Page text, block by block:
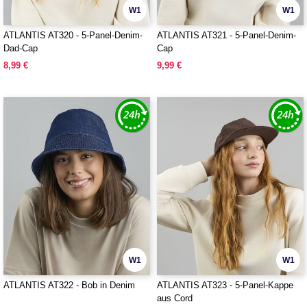
W1
ATLANTIS AT320 - 5-Panel-Denim-
Dad-Cap
8,99 €
W1
ATLANTIS AT321 - 5-Panel-Denim-
Cap
9,99 €
W1
ATLANTIS AT322 - Bob in Denim
W1
ATLANTIS AT323 - 5-Panel-Kappe
aus Cord